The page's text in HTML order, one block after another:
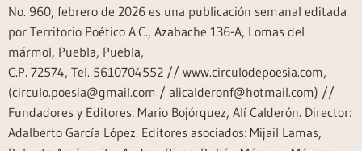
No. 960, febrero de 2026 es una publicación semanal editada
por Territorio Poético A.C., Azabache 136-A, Lomas del
mármol, Puebla, Puebla,
C.P. 72574, Tel. 5610704552 // www.circulodepoesia.com,
(circulo.poesia@gmail.com / alicalderonf@hotmail.com) //
Fundadores y Editores: Mario Bojórquez, Alí Calderón. Director:
Adalberto García López. Editores asociados: Mijail Lamas,